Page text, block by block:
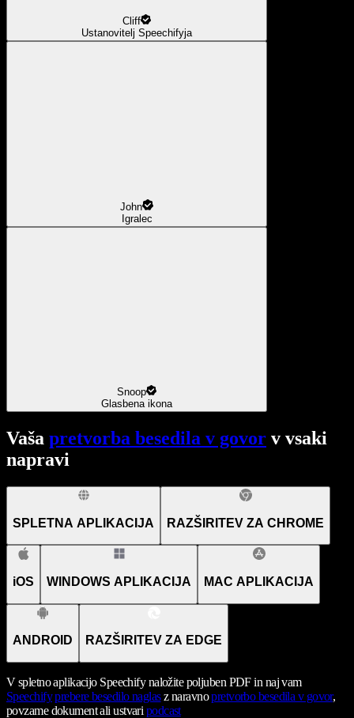
Cliff
Ustanovitelj Speechifyja
John
Igralec
Snoop
Glasbena ikona
Vaša pretvorba besedila v govor v vsaki
napravi
SPLETNA APLIKACIJA RAZŠIRITEV ZA CHROME
iOS WINDOWS APLIKACIJA MAC APLIKACIJA
ANDROID RAZŠIRITEV ZA EDGE
V spletno aplikacijo Speechify naložite poljuben PDF in naj vam
Speechify prebere besedilo naglasz naravnopretvorbo besedila v govor,
povzame dokument ali ustvari podcast